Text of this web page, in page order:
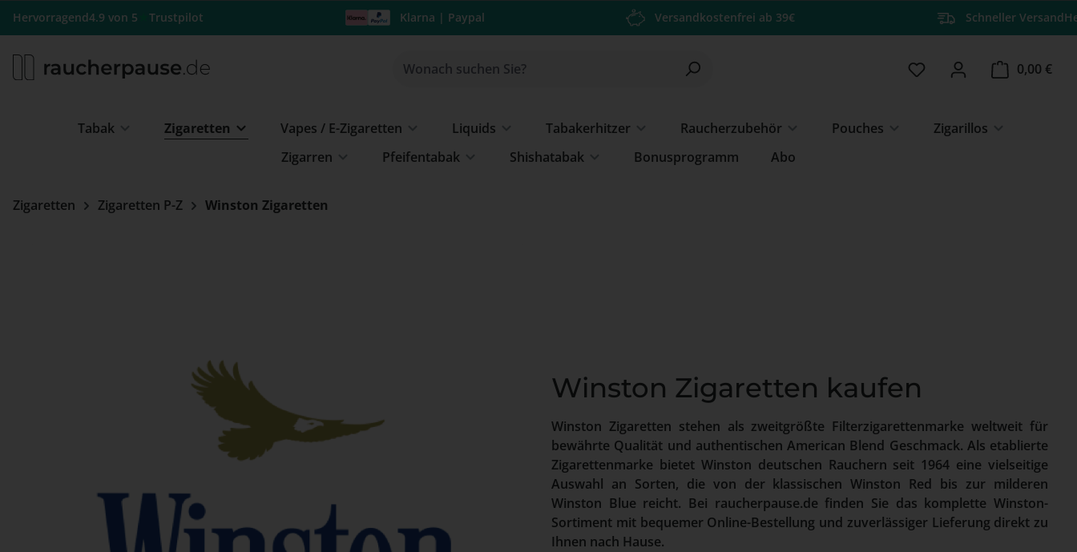
Hauptinhalt springen
Zur Suche springen
Zur Hauptnavigation springen
Hervorragend4.9 von 5 Trustpilot Klarna | Paypal Versandkostenfrei ab 39€ Schneller Versand
Du hast 0 Produkte auf
0,00 €
Tabak Zigaretten Vapes / E-Zigaretten Liquids Tabakerhitzer Raucherzubehör Pouches
Zigarillos
Zigarren
Pfeifentabak Shishatabak Bonusprogramm Abo
Zigaretten Zigaretten P-Z Winston Zigaretten
Winston Zigaretten kaufen
Winston Zigaretten stehen als zweitgrößte Filterzigarettenmarke weltweit für
bewährte Qualität und authentischen American Blend Geschmack. Als etablierte
Zigarettenmarke bietet Winston deutschen Rauchern seit 1964 eine vielseitige
Auswahl an Sorten, die von der klassischen Winston Red bis zur milderen
Winston Blue reicht. Bei raucherpause.de finden Sie das komplette Winston-
Sortiment mit bequemer Online-Bestellung und zuverlässiger Lieferung direkt zu
Ihnen nach Hause.